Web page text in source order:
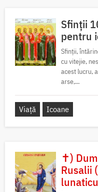
Sfinții
pentru
Sfinții,
cu vitejie,
acest lucru,
arse,...
Viață Icoane
✝)
Rusalii